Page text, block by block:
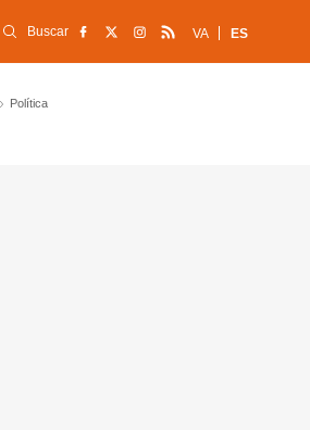
Buscar VA ES
Política